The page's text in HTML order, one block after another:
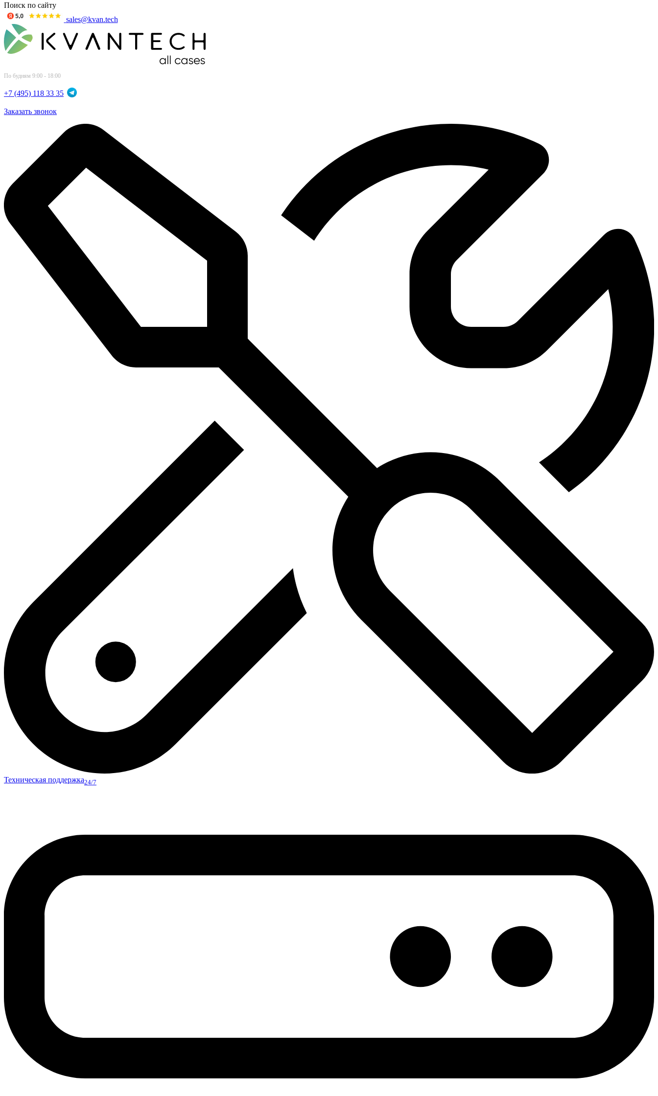
Поиск по сайту
sales@kvan.tech
По будням 9:00 - 18:00
+7 (495) 118 33 35
Заказать звонок
Техническая поддержка24/7